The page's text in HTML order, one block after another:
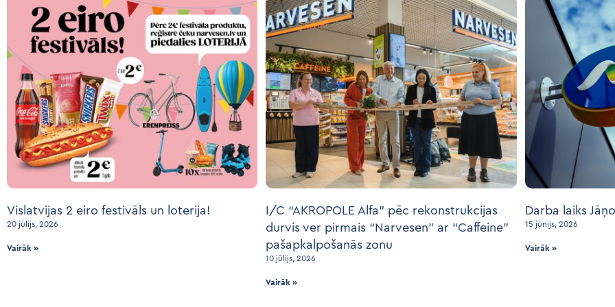
Vislatvijas 2 eiro festivāls un loterija!
20 jūlijs, 2026
Vairāk »
I/C “AKROPOLE Alfa” pēc rekonstrukcijas
durvis ver pirmais “Narvesen” ar “Caffeine”
pašapkalpošanās zonu
10 jūlijs, 2026
Vairāk »
Darba laiks
15 jūnijs, 2026
Vairāk »